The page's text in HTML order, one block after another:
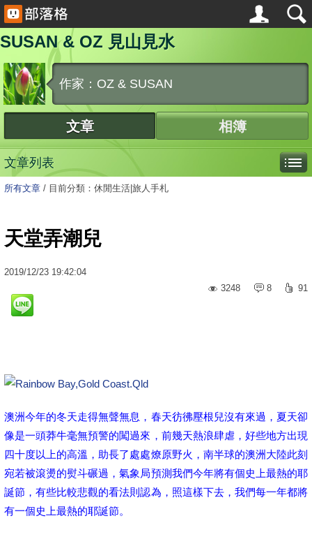
SUSAN & OZ 見山見水
作家：OZ & SUSAN
文章 相簿
文章列表
所有文章 / 目前分類：休閒生活|旅人手札
天堂弄潮兒
2019/12/23 19:42:04
3248
8 91
澳洲今年的冬天走得無聲無息，春天彷彿壓根兒沒有來過，夏天卻
像是一頭莽牛毫無預警的闖過來，前幾天熱浪肆虐，好些地方出現
四十度以上的高溫，助長了處處燎原野火，南半球的澳洲大陸此刻
宛若被滾燙的熨斗碾過，氣象局預測我們今年將有個史上最熱的耶
誕節，有些比較悲觀的看法則認為，照這樣下去，我們每一年都將
有一個史上最熱的耶誕節。